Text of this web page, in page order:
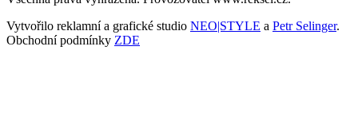
Vytvořilo reklamní a grafické studio NEO|STYLE a Petr Selinger.
Obchodní podmínky ZDE